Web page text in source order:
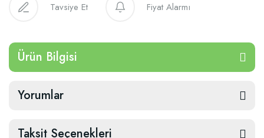
Tavsiye Et Fiyat Alarmı
Ürün Bilgisi
Yorumlar
Taksit Seçenekleri